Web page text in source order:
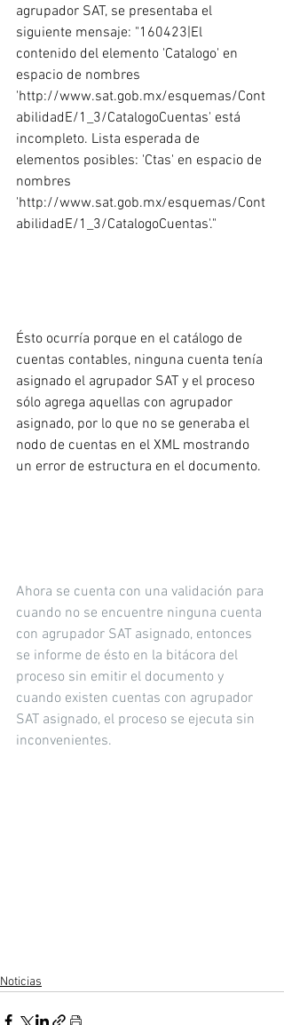
agrupador SAT, se presentaba el
siguiente mensaje: "160423|El
contenido del elemento 'Catalogo' en
espacio de nombres
'http://www.sat.gob.mx/esquemas/Cont
abilidadE/1_3/CatalogoCuentas' está
incompleto. Lista esperada de
elementos posibles: 'Ctas' en espacio de
nombres
'http://www.sat.gob.mx/esquemas/Cont
abilidadE/1_3/CatalogoCuentas'."
Ésto ocurría porque en el catálogo de
cuentas contables, ninguna cuenta tenía
asignado el agrupador SAT y el proceso
sólo agrega aquellas con agrupador
asignado, por lo que no se generaba el
nodo de cuentas en el XML mostrando
un error de estructura en el documento.
Ahora se cuenta con una validación para
cuando no se encuentre ninguna cuenta
con agrupador SAT asignado, entonces
se informe de ésto en la bitácora del
proceso sin emitir el documento y
cuando existen cuentas con agrupador
SAT asignado, el proceso se ejecuta sin
inconvenientes.
Noticias